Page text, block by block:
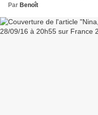
Par Benoît